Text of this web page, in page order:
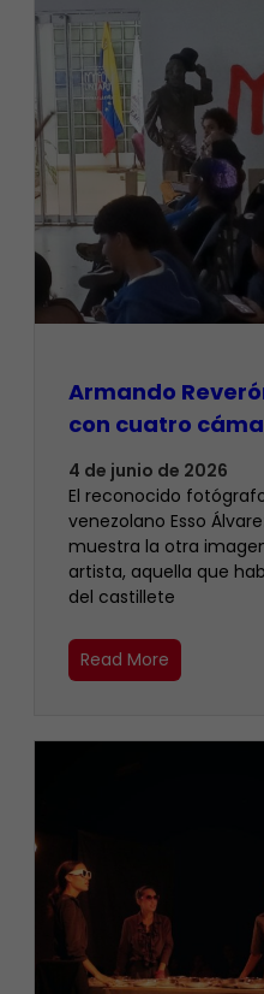
Armando
con cuatro
4 de junio de 2026
‎El reconocido
venezolano Esso
muestra la otra
artista, aquella que
del castillete ‎
Read More